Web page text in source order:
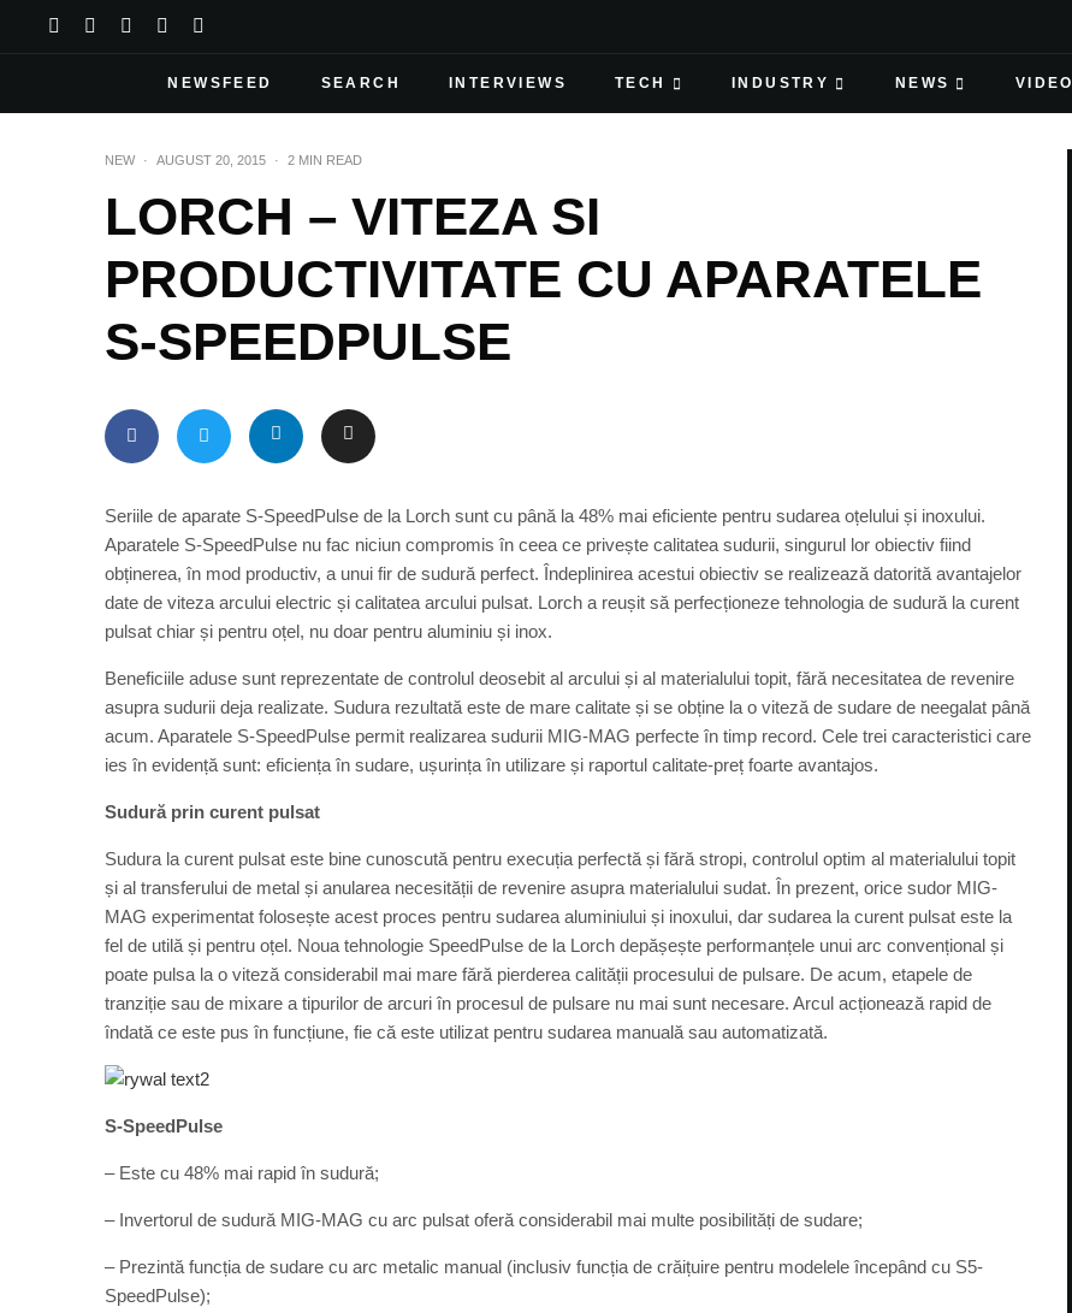
NEWSFEED SEARCH INTERVIEWS TECH INDUSTRY NEWS VIDEO
NEW · AUGUST 20, 2015 · 2 MIN READ
LORCH – VITEZA SI
PRODUCTIVITATE CU APARATELE
S-SPEEDPULSE
Seriile de aparate S-SpeedPulse de la Lorch sunt cu până la 48% mai eficiente pentru sudarea oțelului și inoxului.
Aparatele S-SpeedPulse nu fac niciun compromis în ceea ce privește calitatea sudurii, singurul lor obiectiv fiind
obținerea, în mod productiv, a unui fir de sudură perfect. Îndeplinirea acestui obiectiv se realizează datorită avantajelor
date de viteza arcului electric și calitatea arcului pulsat. Lorch a reușit să perfecționeze tehnologia de sudură la curent
pulsat chiar și pentru oțel, nu doar pentru aluminiu și inox.
Beneficiile aduse sunt reprezentate de controlul deosebit al arcului și al materialului topit, fără necesitatea de revenire
asupra sudurii deja realizate. Sudura rezultată este de mare calitate și se obține la o viteză de sudare de neegalat până
acum. Aparatele S-SpeedPulse permit realizarea sudurii MIG-MAG perfecte în timp record. Cele trei caracteristici care
ies în evidență sunt: eficiența în sudare, ușurința în utilizare și raportul calitate-preț foarte avantajos.
Sudură prin curent pulsat
Sudura la curent pulsat este bine cunoscută pentru execuția perfectă și fără stropi, controlul optim al materialului topit
și al transferului de metal și anularea necesității de revenire asupra materialului sudat. În prezent, orice sudor MIG-
MAG experimentat folosește acest proces pentru sudarea aluminiului și inoxului, dar sudarea la curent pulsat este la
fel de utilă și pentru oțel. Noua tehnologie SpeedPulse de la Lorch depășește performanțele unui arc convențional și
poate pulsa la o viteză considerabil mai mare fără pierderea calității procesului de pulsare. De acum, etapele de
tranziție sau de mixare a tipurilor de arcuri în procesul de pulsare nu mai sunt necesare. Arcul acționează rapid de
îndată ce este pus în funcțiune, fie că este utilizat pentru sudarea manuală sau automatizată.
S-SpeedPulse
– Este cu 48% mai rapid în sudură;
– Invertorul de sudură MIG-MAG cu arc pulsat oferă considerabil mai multe posibilități de sudare;
– Prezintă funcția de sudare cu arc metalic manual (inclusiv funcția de crăițuire pentru modelele începând cu S5-
SpeedPulse);